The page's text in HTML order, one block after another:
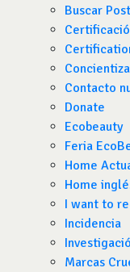
Buscar Post
Contacto
Donate
Ecobeauty
Feria
Home
Home
I want to
Incidencia
Marcas